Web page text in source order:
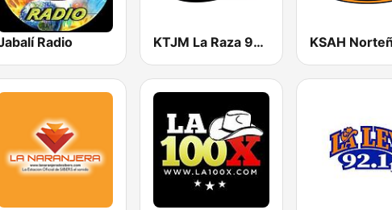
Radio KTJM La Raza 98.5 / 103.3 FM KJOJ